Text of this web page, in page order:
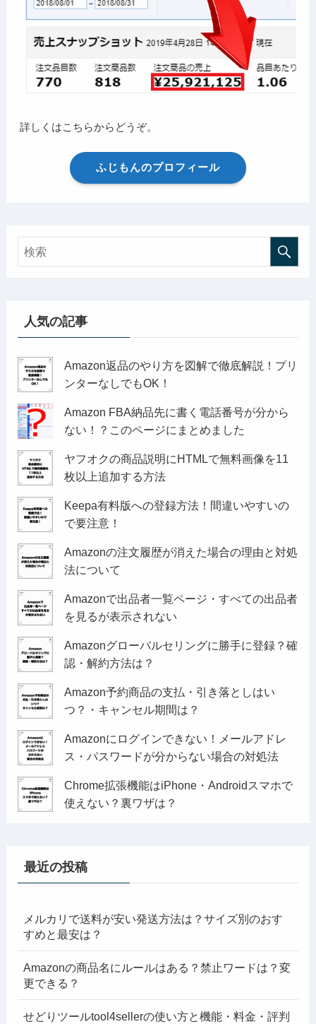
詳しくはこちらからどうぞ。
ふじもんのプロフィール
人気の記事
Amazon返品のやり方を図解で徹底解説！プリ
ンターなしでもOK！
Amazon FBA納品先に書く電話番号が分から
ない！？このページにまとめました
ヤフオクの商品説明にHTMLで無料画像を11
枚以上追加する方法
Keepa有料版への登録方法！間違いやすいの
で要注意！
Amazonの注文履歴が消えた場合の理由と対処
法について
Amazonで出品者一覧ページ・すべての出品者
を見るが表示されない
Amazonグローバルセリングに勝手に登録？確
認・解約方法は？
Amazon予約商品の支払・引き落としはい
つ？・キャンセル期間は？
Amazonにログインできない！メールアドレ
ス・パスワードが分からない場合の対処法
Chrome拡張機能はiPhone・Androidスマホで
使えない？裏ワザは？
最近の投稿
メルカリで送料が安い発送方法は？サイズ別のおす
すめと最安は？
Amazonの商品名にルールはある？禁止ワードは？変
更できる？
せどりツールtool4sellerの使い方と機能・料金・評判